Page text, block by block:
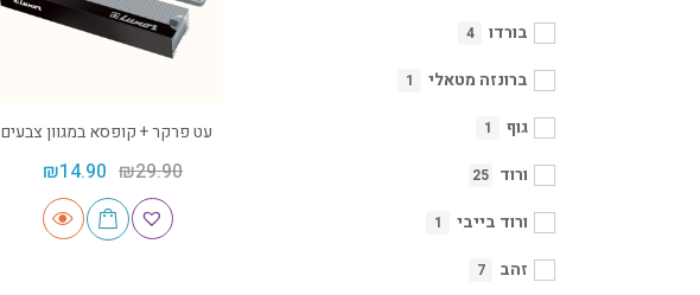
בורדו 4
ברונזה מטאלי 1
גוף 1
ורוד 25
ורוד בייבי 1
זהב 7
עט פרקר + קופסא במגוון צבעים
₪29.90
₪14.90